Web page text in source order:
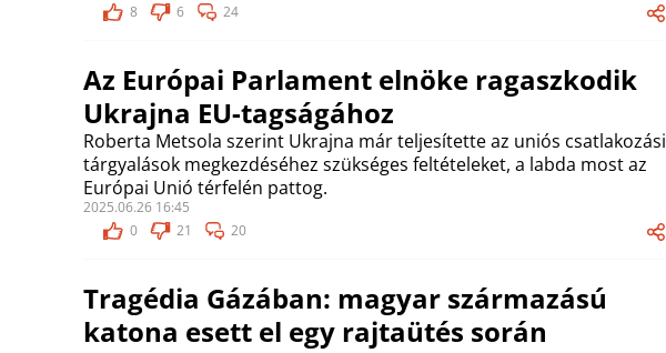
8
6 24
Az Európai Parlament elnöke ragaszkodik
Ukrajna EU-tagságához
Roberta Metsola szerint Ukrajna már teljesítette az uniós csatlakozási
tárgyalások megkezdéséhez szükséges feltételeket, a labda most az
Európai Unió térfelén pattog.
2025.06.26 16:45
0
21 20
Tragédia Gázában: magyar származású
katona esett el egy rajtaütés során